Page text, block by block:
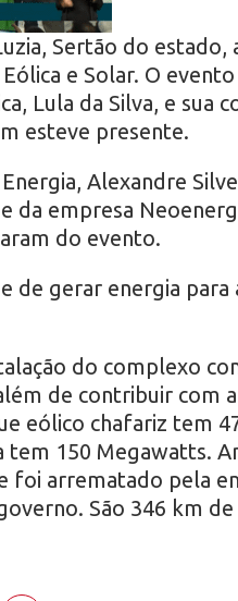
Sertão do estado,
e Solar. O
Lula da Silva, e sua
esteve presente.
Alexandre
da empresa
do evento.
de gerar energia
do complexo
de contribuir com
eólico chafariz tem
tem 150 Megawatts.
foi arrematado pela
São 346 km